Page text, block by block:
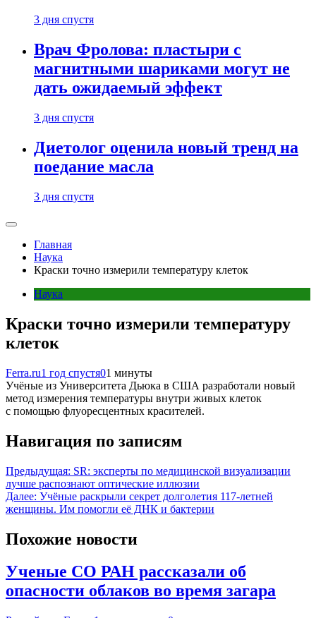
3 дня спустя
Врач Фролова: пластыри с
магнитными шариками могут не
дать ожидаемый эффект
3 дня спустя
Диетолог оценила новый тренд на
поедание масла
3 дня спустя
Главная
Наука
Краски точно измерили температуру клеток
Наука
Краски точно измерили температуру
клеток
Ferra.ru1 год спустя01 минуты
Учёные из Университета Дьюка в США разработали новый
метод измерения температуры внутри живых клеток
с помощью флуоресцентных красителей.
Навигация по записям
Предыдущая: SR: эксперты по медицинской визуализации
лучше распознают оптические иллюзии
Далее: Учёные раскрыли секрет долголетия 117-летней
женщины. Им помогли её ДНК и бактерии
Похожие новости
Ученые СО РАН рассказали об
опасности облаков во время загара